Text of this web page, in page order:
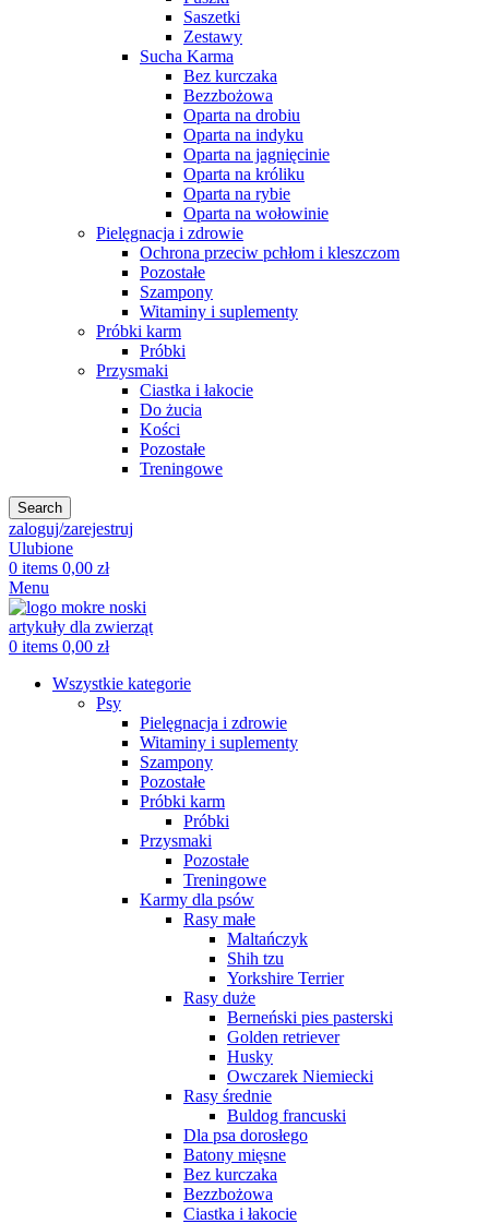
Saszetki
Zestawy
Sucha Karma
Bez kurczaka
Bezzbożowa
Oparta na drobiu
Oparta na indyku
Oparta na jagnięcinie
Oparta na króliku
Oparta na rybie
Oparta na wołowinie
Pielęgnacja i zdrowie
Ochrona przeciw pchłom i kleszczom
Pozostałe
Szampony
Witaminy i suplementy
Próbki karm
Próbki
Przysmaki
Ciastka i łakocie
Do żucia
Kości
Pozostałe
Treningowe
Search
zaloguj/zarejestruj
Ulubione
0 items 0,00 zł
Menu
0 items 0,00 zł
Wszystkie kategorie
Psy
Pielęgnacja i zdrowie
Witaminy i suplementy
Szampony
Pozostałe
Próbki karm
Próbki
Przysmaki
Pozostałe
Treningowe
Karmy dla psów
Rasy małe
Maltańczyk
Shih tzu
Yorkshire Terrier
Rasy duże
Berneński pies pasterski
Golden retriever
Husky
Owczarek Niemiecki
Rasy średnie
Buldog francuski
Dla psa dorosłego
Batony mięsne
Bez kurczaka
Bezzbożowa
Ciastka i łakocie